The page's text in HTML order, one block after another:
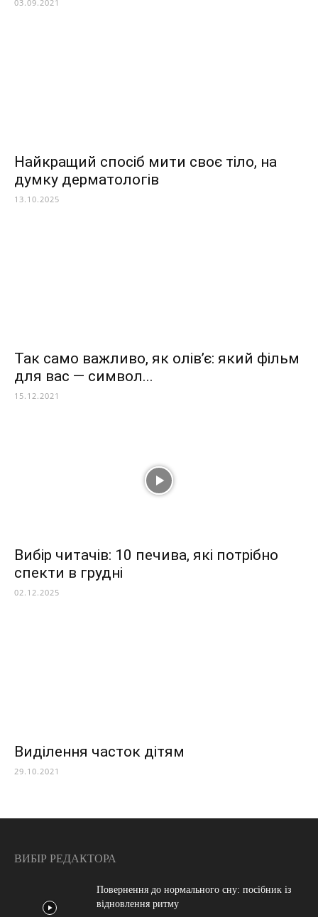
03.09.2021
Найкращий спосіб мити своє тіло, на
думку дерматологів
13.10.2025
Так само важливо, як олів’є: який фільм
для вас — символ...
15.12.2021
Вибір читачів: 10 печива, які потрібно
спекти в грудні
02.12.2025
Виділення часток дітям
29.10.2021
ВИБІР РЕДАКТОРА
Повернення до нормального сну: посібник із
відновлення ритму